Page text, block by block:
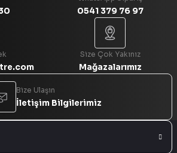
0541 379 76 97
Size Çok Yakınız
Mağazalarımız
Bize Ulaşın
İletişim Bilgilerimiz